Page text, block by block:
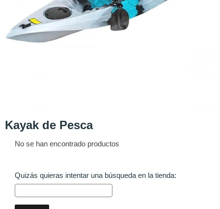
Kayak de Pesca
No se han encontrado productos
Quizás quieras intentar una búsqueda en la tienda: